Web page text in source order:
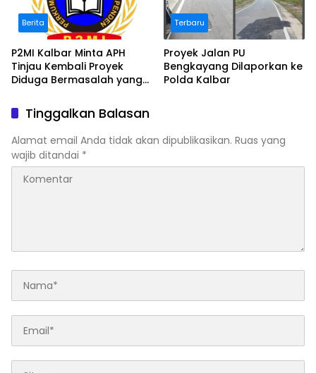
Berita
P2MI Kalbar Minta APH
Tinjau Kembali Proyek
Diduga Bermasalah yang
Terbaru
Proyek Jalan PU
Bengkayang Dilaporkan ke
Polda Kalbar
Tinggalkan Balasan
Alamat email Anda tidak akan dipublikasikan. Ruas yang
wajib ditandai *